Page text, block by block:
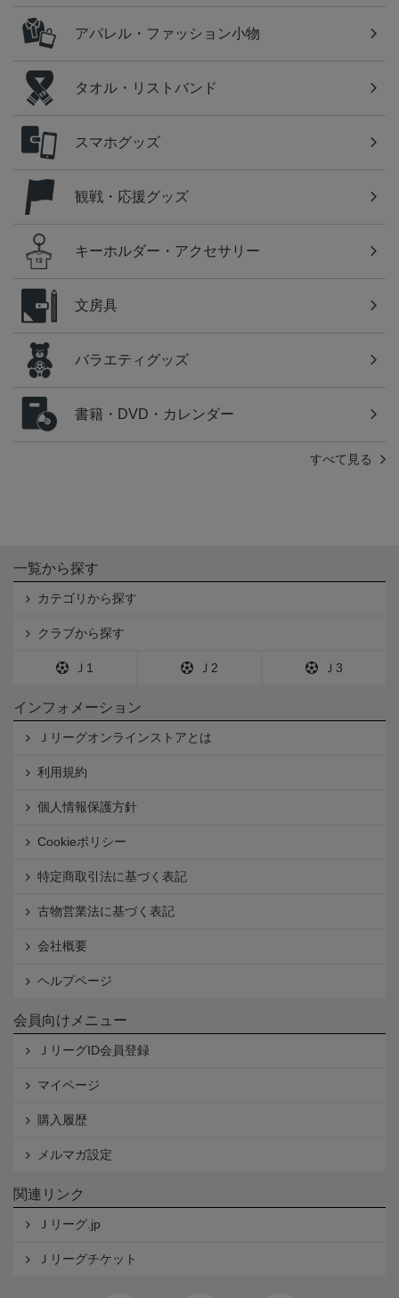
アパレル・ファッション小物
タオル・リストバンド
スマホグッズ
観戦・応援グッズ
キーホルダー・アクセサリー
文房具
バラエティグッズ
書籍・DVD・カレンダー
すべて見る
一覧から探す
カテゴリから探す
クラブから探す
Ｊ1 Ｊ2 Ｊ3
インフォメーション
Ｊリーグオンラインストアとは
利用規約
個人情報保護方針
Cookieポリシー
特定商取引法に基づく表記
古物営業法に基づく表記
会社概要
ヘルプページ
会員向けメニュー
ＪリーグID会員登録
マイページ
購入履歴
メルマガ設定
関連リンク
Ｊリーグ.jp
Ｊリーグチケット